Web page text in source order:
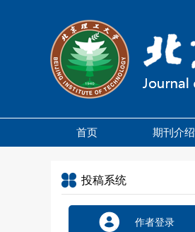
首页 期刊介绍
投稿系统
作者登录